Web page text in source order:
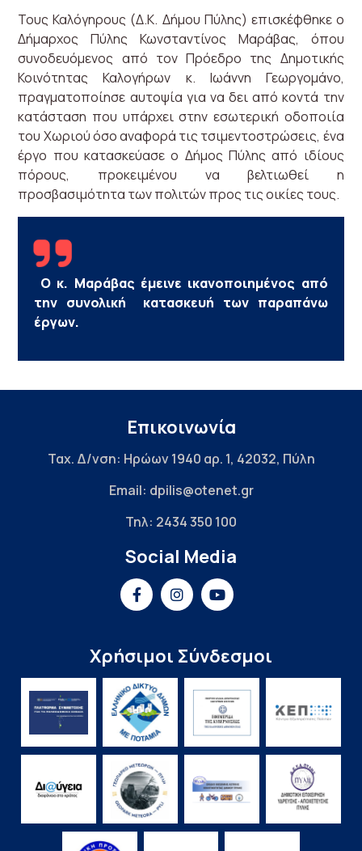
Τους Καλόγηρους (Δ.Κ. Δήμου Πύλης) επισκέφθηκε ο
Δήμαρχος Πύλης Κωνσταντίνος Μαράβας, όπου
συνοδευόμενος από τον Πρόεδρο της Δημοτικής
Κοινότητας Καλογήρων κ. Ιωάννη Γεωργομάνο,
πραγματοποίησε αυτοψία για να δει από κοντά την
κατάσταση που υπάρχει στην εσωτερική οδοποιία
του Χωριού όσο αναφορά τις τσιμεντοστρώσεις, ένα
έργο που κατασκεύασε ο Δήμος Πύλης από ιδίους
πόρους, προκειμένου να βελτιωθεί η
προσβασιμότητα των πολιτών προς τις οικίες τους.
Ο κ. Μαράβας έμεινε ικανοποιημένος από
την συνολική κατασκευή των παραπάνω
έργων.
Επικοινωνία
Ταχ. Δ/νση: Ηρώων 1940 αρ. 1, 42032, Πύλη
Email: dpilis@otenet.gr
Τηλ: 2434 350 100
Social Media
Χρήσιμοι Σύνδεσμοι